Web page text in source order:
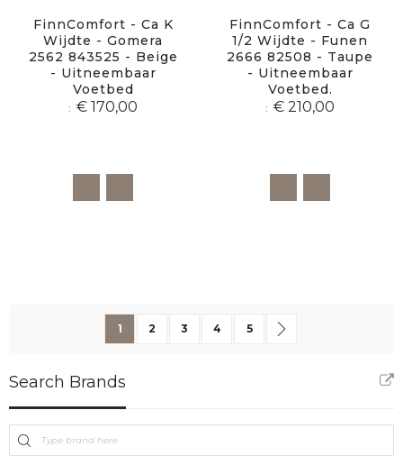
FinnComfort - Ca K
Wijdte - Gomera
2562 843525 - Beige
- Uitneembaar
Voetbed
€ 170,00
FinnComfort - Ca G
1/2 Wijdte - Funen
2666 82508 - Taupe
- Uitneembaar
Voetbed.
€ 210,00
U lees momenteel pagina
1 Pagina
2 Pagina
3 Pagina
4 Pagina
5
Search Brands